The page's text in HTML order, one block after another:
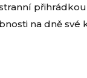
na dně své